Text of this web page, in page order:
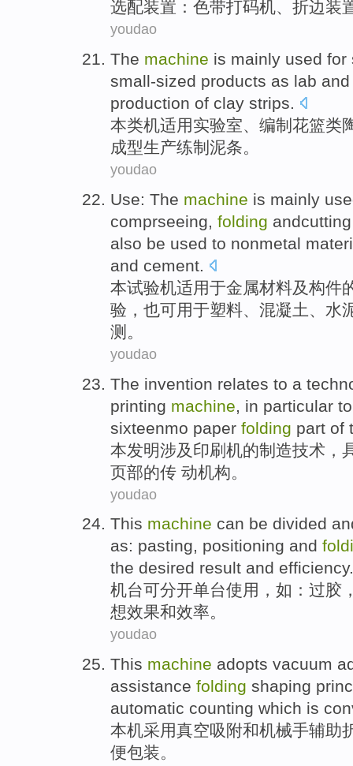
选配装置 ： 色带打码机、 折边装
youdao
The machine is mainly used for
small-sized products as lab
production of clay strips.
本类机适用实验室、 编制花篮类
成型生产练制 泥条。
youdao
Use: The machine is mainly
comprseeing, folding andcutting
also be used to nonmetal
and cement.
本试验机适用于金属材料及构件
验， 也可用于塑料、 混凝土、水
测 。
youdao
The invention relates to a
printing machine in particular
sixteenmo paper folding part of
本发明涉及 印刷机的制造技术 ，
页部的传 动机构 。
youdao
This machine can be divided
as: pasting, positioning and
the desired result and efficiency.
机台可分开单台使用 ， 如 ： 过胶
想效果和效率。
youdao
This machine adopts vacuum
assistance folding shaping
automatic counting which is
本机采用真空吸附和机械手辅助
便包装。